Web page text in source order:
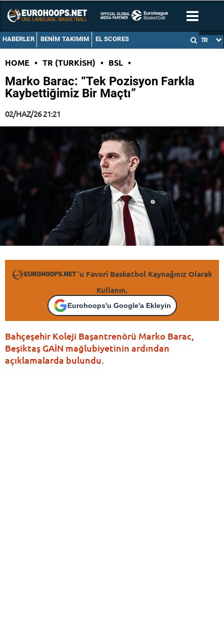
HABERLER BENIM TAKIMIM EL SCORES TR
HOME • TR (TURKISH) • BSL •
Marko Barac: “Tek Pozisyon Farkla
Kaybettiğimiz Bir Maçtı”
02/HAZ/26 21:21
'u Favori Basketbol Kaynağınız Olarak
Kullanın.
Eurohoops'u Google'a Ekleyin
Bahçeşehir Koleji Başantrenörü Marko Barac,
Beşiktaş GAİN mağlubiyetinin ardından
açıklamalarda bulundu.